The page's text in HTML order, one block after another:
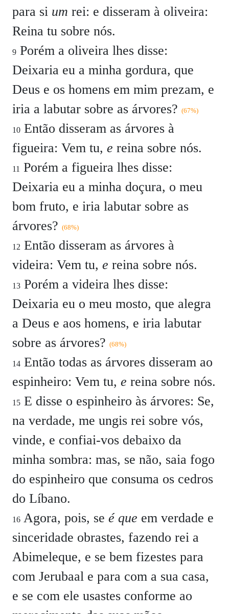
para si um rei: e disseram à oliveira:
Reina tu sobre nós.
9 Porém a oliveira lhes disse:
Deixaria eu a minha gordura, que
Deus e os homens em mim prezam, e
iria a labutar sobre as árvores? (67%)
10 Então disseram as árvores à
figueira: Vem tu, e reina sobre nós.
11 Porém a figueira lhes disse:
Deixaria eu a minha doçura, o meu
bom fruto, e iria labutar sobre as
árvores? (68%)
12 Então disseram as árvores à
videira: Vem tu, e reina sobre nós.
13 Porém a videira lhes disse:
Deixaria eu o meu mosto, que alegra
a Deus e aos homens, e iria labutar
sobre as árvores? (68%)
14 Então todas as árvores disseram ao
espinheiro: Vem tu, e reina sobre nós.
15 E disse o espinheiro às árvores: Se,
na verdade, me ungis rei sobre vós,
vinde, e confiai-vos debaixo da
minha sombra: mas, se não, saia fogo
do espinheiro que consuma os cedros
do Líbano.
16 Agora, pois, se é que em verdade e
sinceridade obrastes, fazendo rei a
Abimeleque, e se bem fizestes para
com Jerubaal e para com a sua casa,
e se com ele usastes conforme ao